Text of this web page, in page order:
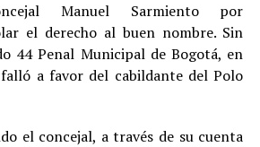
Manuel Sarmiento por
el derecho al buen nombre. Sin
44 Penal Municipal de Bogotá, en
a favor del cabildante del Polo
el concejal, a través de su cuenta